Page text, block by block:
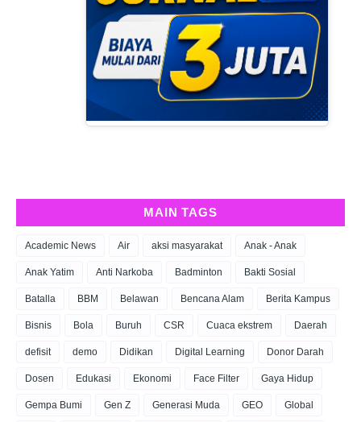
MAIN TAGS
Academic News Air aksi masyarakat Anak - Anak
Anak Yatim Anti Narkoba Badminton Bakti Sosial
Batalla BBM Belawan Bencana Alam Berita Kampus
Bisnis Bola Buruh CSR Cuaca ekstrem Daerah
defisit demo Didikan Digital Learning Donor Darah
Dosen Edukasi Ekonomi Face Filter Gaya Hidup
Gempa Bumi Gen Z Generasi Muda GEO Global